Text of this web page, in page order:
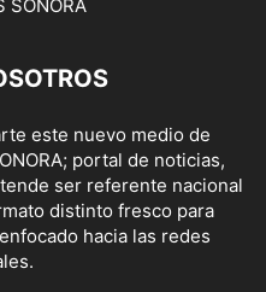
este nuevo medio de
portal de noticias,
ser referente nacional
distinto fresco para
hacia las redes